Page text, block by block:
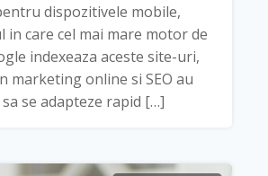
dispozitivele mobile,
in care cel mai mare motor de
indexeaza aceste site-uri,
marketing online si SEO au
se adapteze rapid […]